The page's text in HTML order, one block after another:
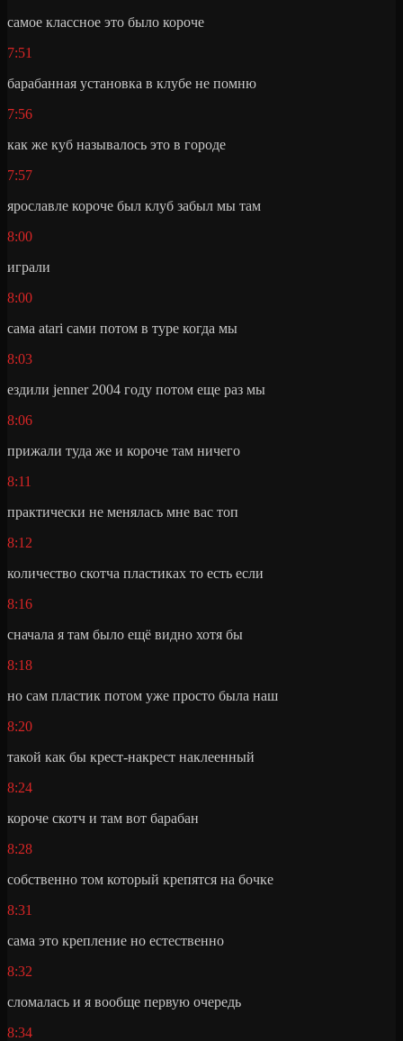
самое классное это было короче
7:51
барабанная установка в клубе не помню
7:56
как же куб называлось это в городе
7:57
ярославле короче был клуб забыл мы там
8:00
играли
8:00
сама atari сами потом в туре когда мы
8:03
ездили jenner 2004 году потом еще раз мы
8:06
прижали туда же и короче там ничего
8:11
практически не менялась мне вас топ
8:12
количество скотча пластиках то есть если
8:16
сначала я там было ещё видно хотя бы
8:18
но сам пластик потом уже просто была наш
8:20
такой как бы крест-накрест наклеенный
8:24
короче скотч и там вот барабан
8:28
собственно том который крепятся на бочке
8:31
сама это крепление но естественно
8:32
сломалась и я вообще первую очередь
8:34